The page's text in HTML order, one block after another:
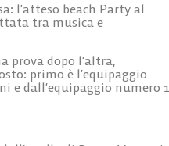
l’atteso beach Party al
tra musica e
prova dopo l’altra,
primo è l’equipaggio
e dall’equipaggio numero 1